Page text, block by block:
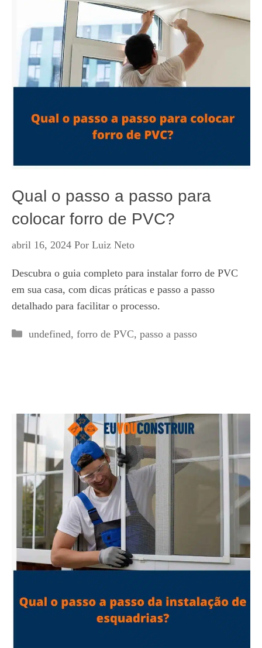
Qual o passo a passo para
colocar forro de PVC?
abril 16, 2024 Por Luiz Neto
Descubra o guia completo para instalar forro de PVC
em sua casa, com dicas práticas e passo a passo
detalhado para facilitar o processo.
Categorias
undefined, forro de PVC, passo a passo